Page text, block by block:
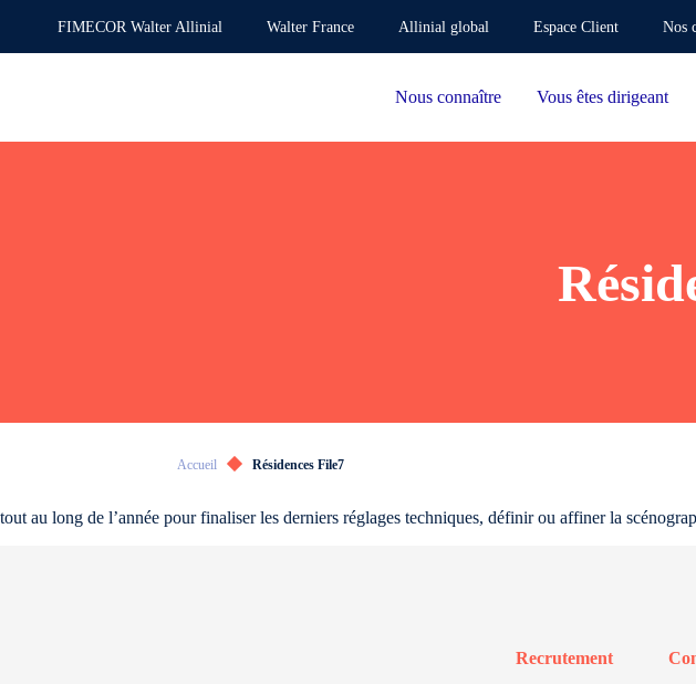
FIMECOR Walter Allinial Walter France Allinial global Espace Client Nos
Nous connaître Vous êtes dirigeant
Accueil Résidences File7
tout au long de l’année pour finaliser les derniers réglages techniques, définir ou affiner la
Recrutement